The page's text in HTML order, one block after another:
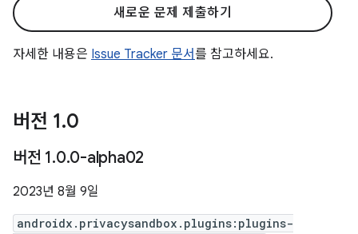
새로운 문제 제출하기
자세한 내용은 Issue Tracker 문서를 참고하세요.
버전 1.0
버전 1.0.0-alpha02
2023년 8월 9일
androidx.privacysandbox.plugins:plugins-